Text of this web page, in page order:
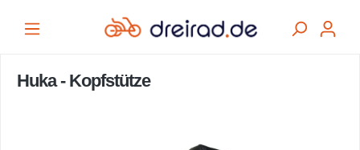
Huka - Kopfstütze